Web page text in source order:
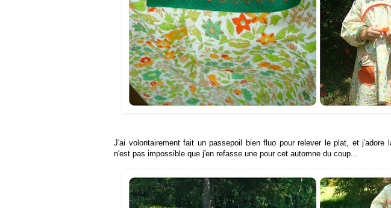
J'ai volontairement fait un passepoil bien fluo pour relever le plat, et j'adore
n'est pas impossible que j'en refasse une pour cet automne du coup...